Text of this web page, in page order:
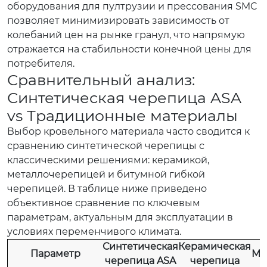
оборудования для пултрузии и прессования SMC
позволяет минимизировать зависимость от
колебаний цен на рынке гранул, что напрямую
отражается на стабильности конечной цены для
потребителя.
Сравнительный анализ:
Синтетическая черепица ASA
vs Традиционные материалы
Выбор кровельного материала часто сводится к
сравнению синтетической черепицы с
классическими решениями: керамикой,
металлочерепицей и битумной гибкой
черепицей. В таблице ниже приведено
объективное сравнение по ключевым
параметрам, актуальным для эксплуатации в
условиях переменчивого климата.
Параметр
Синтетическая
черепица ASA
Керамическая
черепица